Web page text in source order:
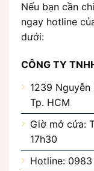
Nếu bạn cần
ngay hotline
dưới:
CÔNG TY
1239 Nguyễn
Tp. HCM
Giờ mở cửa:
17h30
Hotline: